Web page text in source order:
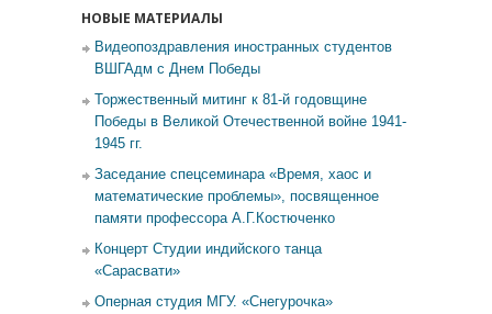
НОВЫЕ МАТЕРИАЛЫ
Видеопоздравления иностранных студентов
ВШГАдм с Днем Победы
Торжественный митинг к 81-й годовщине
Победы в Великой Отечественной войне 1941-
1945 гг.
Заседание спецсеминара «Время, хаос и
математические проблемы», посвященное
памяти профессора А.Г.Костюченко
Концерт Студии индийского танца
«Сарасвати»
Оперная студия МГУ. «Снегурочка»